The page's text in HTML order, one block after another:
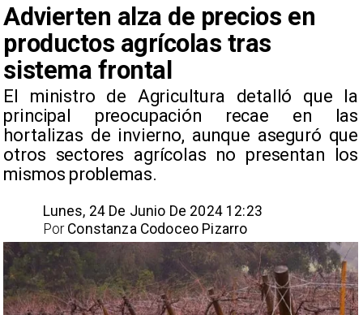
Advierten alza de precios en
productos agrícolas tras
sistema frontal
El ministro de Agricultura detalló que la
principal preocupación recae en las
hortalizas de invierno, aunque aseguró que
otros sectores agrícolas no presentan los
mismos problemas.
Lunes, 24 De Junio De 2024 12:23
Constanza Codoceo Pizarro
Por